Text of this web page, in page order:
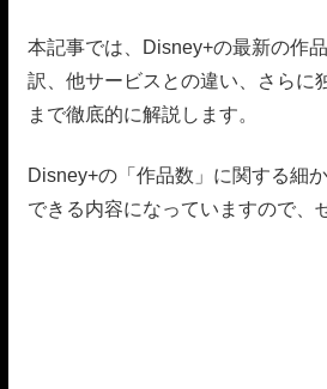
本記事では、Disney+の最新の作
訳、他サービスとの違い、さらに
まで徹底的に解説します。
Disney+の「作品数」に関する細
できる内容になっていますので、